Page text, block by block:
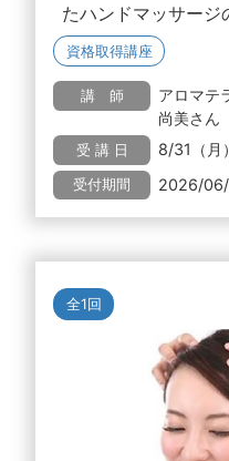
たハンドマッサージ
資格取得講座
講 師
アロマテ
尚美さん
受 講 日 8/31（月）
受付期間 2026/
全1回